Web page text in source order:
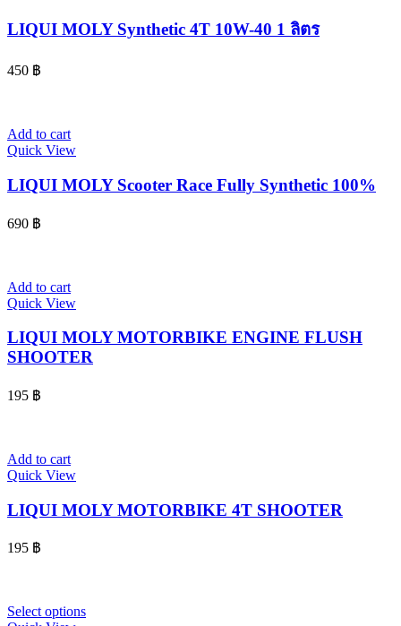
LIQUI MOLY Synthetic 4T 10W-40 1 ลิตร
450 ฿
Add to cart
Quick View
LIQUI MOLY Scooter Race Fully Synthetic 100%
690 ฿
Add to cart
Quick View
LIQUI MOLY MOTORBIKE ENGINE FLUSH
SHOOTER
195 ฿
Add to cart
Quick View
LIQUI MOLY MOTORBIKE 4T SHOOTER
195 ฿
Select options